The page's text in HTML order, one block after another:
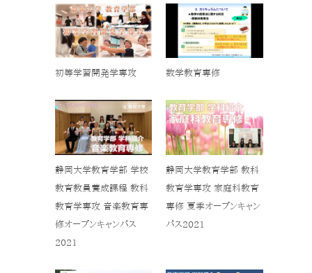
初等学習開発学専攻 数学教育専修
静岡大学教育学部 学校
教育教員養成課程 教科
教育学専攻 音楽教育専
修オープンキャンパス
2021
静岡大学教育学部 教科
教育学専攻 家庭科教育
専修 夏季オープンキャン
パス2021